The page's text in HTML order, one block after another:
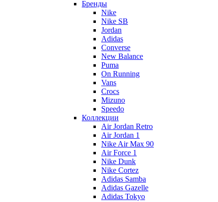
Бренды
Nike
Nike SB
Jordan
Adidas
Converse
New Balance
Puma
On Running
Vans
Crocs
Mizuno
Speedo
Коллекции
Air Jordan Retro
Air Jordan 1
Nike Air Max 90
Air Force 1
Nike Dunk
Nike Cortez
Adidas Samba
Adidas Gazelle
Adidas Tokyo